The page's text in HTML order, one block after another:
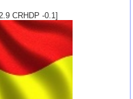
CRHDP -0.1]